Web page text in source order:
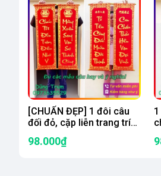
[CHUẨN ĐẸP] 1 đôi câu
đối đỏ, cặp liễn trang trí
Tết chất nhung kích thước
chuẩn số đẹp thần tài
98.000₫